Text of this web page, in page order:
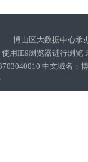
博山区大数据中心承
用IE9浏览器进行浏览
中文域名：